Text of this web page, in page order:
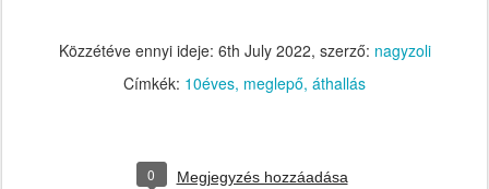
Közzétéve ennyi ideje: 6th July 2022, szerző: nagyzoli
Címkék: 10éves meglepő áthallás
0 Megjegyzés hozzáadása